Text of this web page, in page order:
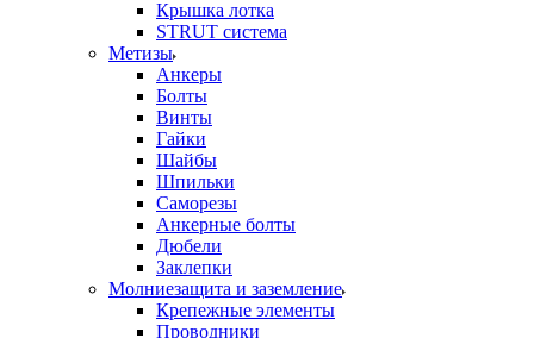
Крышка лотка
STRUT система
Метизы
Анкеры
Болты
Винты
Гайки
Шайбы
Шпильки
Саморезы
Анкерные болты
Дюбели
Заклепки
Молниезащита и заземление
Крепежные элементы
Проводники